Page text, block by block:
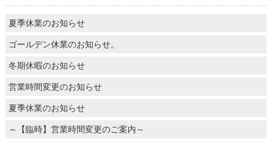
夏季休業のお知らせ
ゴールデン休業のお知らせ。
冬期休暇のお知らせ
営業時間変更のお知らせ
夏季休業のお知らせ
～【臨時】営業時間変更のご案内～